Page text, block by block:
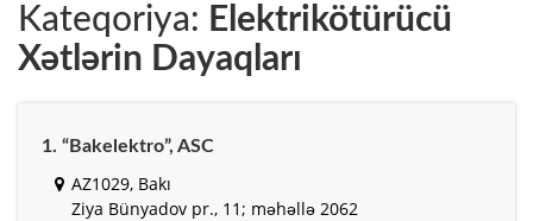
Kateqoriya: Elektrikötürücü
Xətlərin Dayaqları
1. “Bakelektro”, ASC
AZ1029, Bakı
Ziya Bünyadov pr., 11; məhəllə 2062